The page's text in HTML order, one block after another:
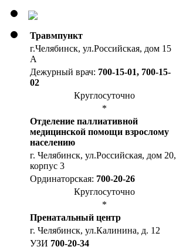
Травмпункт
г.Челябинск, ул.Российская, дом 15
А
Дежурный врач: 700-15-01, 700-15-
02
Круглосуточно
*
Отделение паллиативной
медицинской помощи взрослому
населению
г. Челябинск, ул.Российская, дом 20,
корпус 3
Ординаторская: 700-20-26
Круглосуточно
*
Пренатальный центр
г. Челябинск, ул.Калинина, д. 12
УЗИ 700-20-34